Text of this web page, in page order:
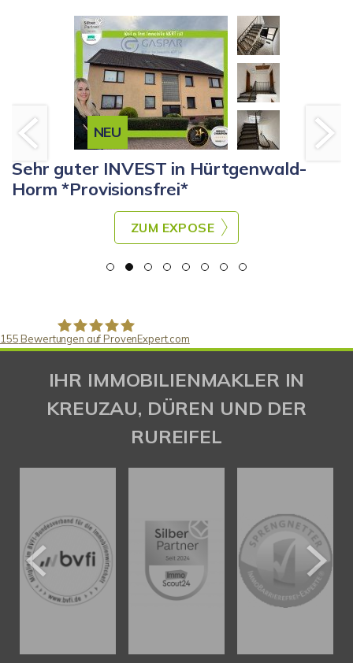
NEU
Sehr guter INVEST in Hürtgenwald-
Horm *Provisionsfrei*
ZUM EXPOSE
Gaspar Immobilienberatung
155 Bewertungen auf ProvenExpert.com
IHR IMMOBILIENMAKLER IN
KREUZAU, DÜREN UND DER
RUREIFEL